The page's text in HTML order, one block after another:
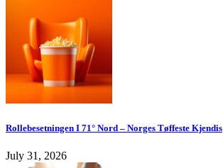
Rollebesetningen I 71° Nord – Norges Tøffeste Kjendis
July 31, 2026